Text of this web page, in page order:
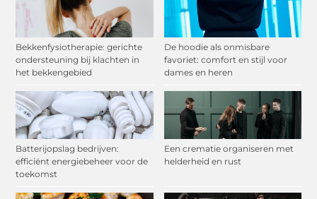
Bekkenfysiotherapie: gerichte
ondersteuning bij klachten in
het bekkengebied
De hoodie als onmisbare
favoriet: comfort en stijl voor
dames en heren
Batterijopslag bedrijven:
efficiënt energiebeheer voor de
toekomst
Een crematie organiseren met
helderheid en rust